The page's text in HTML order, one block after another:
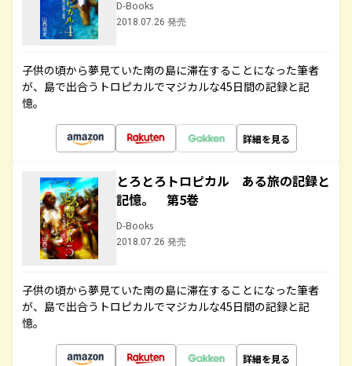
D-Books
2018.07.26 発売
子供の頃から夢見ていた南の島に滞在することになった筆者
が、島で出合うトロピカルでマジカルな45日間の記録と記
憶。
詳細を見る
とろとろトロピカル ある旅の記録と
記憶。 第5巻
D-Books
2018.07.26 発売
子供の頃から夢見ていた南の島に滞在することになった筆者
が、島で出合うトロピカルでマジカルな45日間の記録と記
憶。
詳細を見る